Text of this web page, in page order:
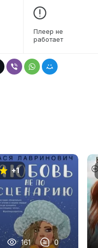
Плеер не
работает
+1
161 0